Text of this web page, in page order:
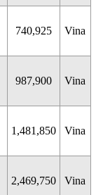
740,925 Vina
987,900 Vina
1,481,850 Vina
2,469,750 Vina